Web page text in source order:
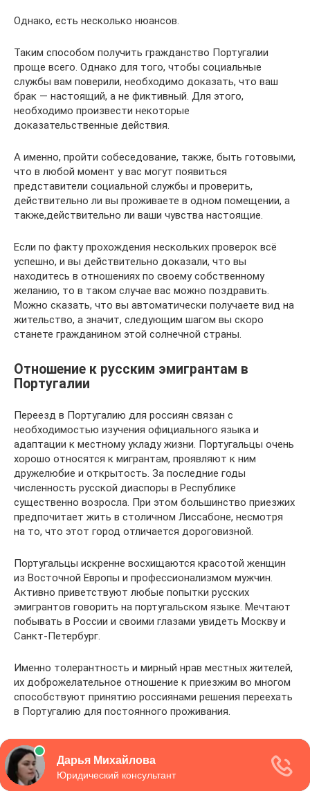
Однако, есть несколько нюансов.
Таким способом получить гражданство Португалии
проще всего. Однако для того, чтобы социальные
службы вам поверили, необходимо доказать, что ваш
брак — настоящий, а не фиктивный. Для этого,
необходимо произвести некоторые
доказательственные действия.
А именно, пройти собеседование, также, быть готовыми,
что в любой момент у вас могут появиться
представители социальной службы и проверить,
действительно ли вы проживаете в одном помещении, а
также,действительно ли ваши чувства настоящие.
Если по факту прохождения нескольких проверок всё
успешно, и вы действительно доказали, что вы
находитесь в отношениях по своему собственному
желанию, то в таком случае вас можно поздравить.
Можно сказать, что вы автоматически получаете вид на
жительство, а значит, следующим шагом вы скоро
станете гражданином этой солнечной страны.
Отношение к русским эмигрантам в
Португалии
Переезд в Португалию для россиян связан с
необходимостью изучения официального языка и
адаптации к местному укладу жизни. Португальцы очень
хорошо относятся к мигрантам, проявляют к ним
дружелюбие и открытость. За последние годы
численность русской диаспоры в Республике
существенно возросла. При этом большинство приезжих
предпочитает жить в столичном Лиссабоне, несмотря
на то, что этот город отличается дороговизной.
Португальцы искренне восхищаются красотой женщин
из Восточной Европы и профессионализмом мужчин.
Активно приветствуют любые попытки русских
эмигрантов говорить на португальском языке. Мечтают
побывать в России и своими глазами увидеть Москву и
Санкт-Петербург.
Именно толерантность и мирный нрав местных жителей,
их доброжелательное отношение к приезжим во многом
способствуют принятию россиянами решения переехать
в Португалию для постоянного проживания.
Микель и Анна
По диплому машина двоюродная сестра Аня — менеджер
по туризму. После окончания университета она успела